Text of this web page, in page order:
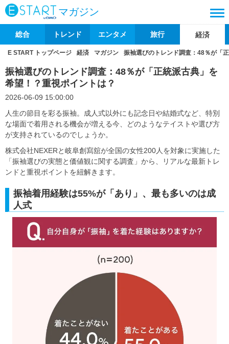
マガジン
総合 トレンド エンタメ 旅行 経済
E START トップページ 経済 マガジン 振袖選びのトレンド調査：48％が「
振袖選びのトレンド調査：48％が「正統派古典」を
希望！？重視ポイントは？
2026-06-09 15:00:00
人生の節目を彩る振袖。成人式以外にも記念日や結婚式など、特別
な場面で着用される機会が増える今、どのようなテイストや選び方
が支持されているのでしょうか。
株式会社NEXERと岐阜創寫舘が全国の女性200人を対象に実施した
「振袖選びの実態と価値観に関する調査」から、リアルな最新トレ
ンドと重視ポイントを紐解きます。
振袖着用経験は55%が「あり」、最も多いのは成
人式